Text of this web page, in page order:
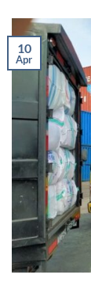
10
Apr